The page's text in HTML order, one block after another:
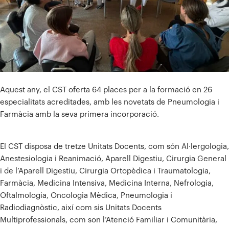
Aquest any, el CST oferta 64 places per a la formació en 26
especialitats acreditades, amb les novetats de Pneumologia i
Farmàcia amb la seva primera incorporació.
El CST disposa de tretze Unitats Docents, com són Al·lergologia,
Anestesiologia i Reanimació, Aparell Digestiu, Cirurgia General
i de l’Aparell Digestiu, Cirurgia Ortopèdica i Traumatologia,
Farmàcia, Medicina Intensiva, Medicina Interna, Nefrologia,
Oftalmologia, Oncologia Mèdica, Pneumologia i
Radiodiagnòstic, així com sis Unitats Docents
Multiprofessionals, com son l’Atenció Familiar i Comunitària,